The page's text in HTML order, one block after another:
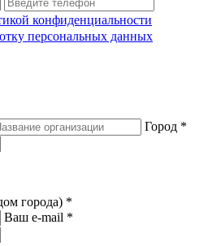
конфиденциальности
персональных данных
Город *
города) *
Ваш e-mail *